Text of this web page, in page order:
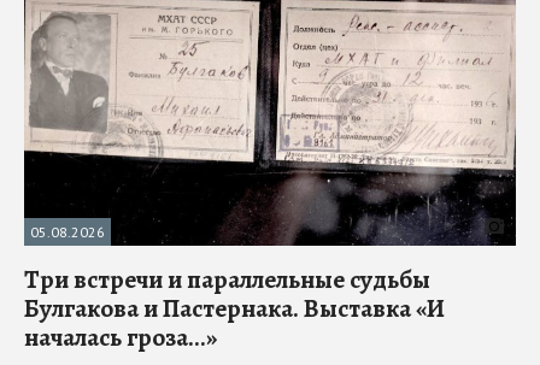
05.08.2026
Три встречи и параллельные судьбы
Булгакова и Пастернака. Выставка «И
началась гроза...»